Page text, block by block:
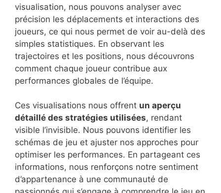
visualisation, nous pouvons analyser avec
précision les déplacements et interactions des
joueurs, ce qui nous permet de voir au-delà des
simples statistiques. En observant les
trajectoires et les positions, nous découvrons
comment chaque joueur contribue aux
performances globales de l’équipe.
Ces visualisations nous offrent un aperçu
détaillé des stratégies utilisées, rendant
visible l’invisible. Nous pouvons identifier les
schémas de jeu et ajuster nos approches pour
optimiser les performances. En partageant ces
informations, nous renforçons notre sentiment
d’appartenance à une communauté de